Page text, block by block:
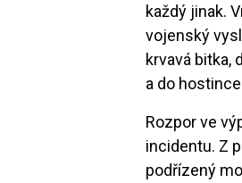
každý jinak.
vojenský
krvavá bitka,
a do
Rozpor ve
incidentu. Z
podřízený